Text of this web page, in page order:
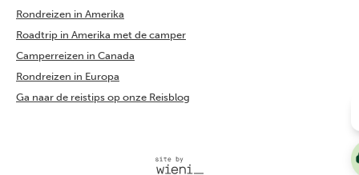
Rondreizen in Amerika
Roadtrip in Amerika met de camper
Camperreizen in Canada
Rondreizen in Europa
Ga naar de reistips op onze Reisblog